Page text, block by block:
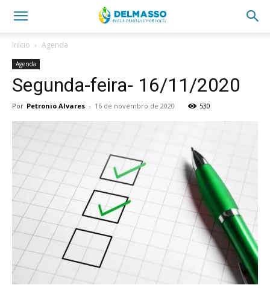
Início Agenda
Agenda
Segunda-feira- 16/11/2020
Por Petronio Alvares - 16 de novembro de 2020 530